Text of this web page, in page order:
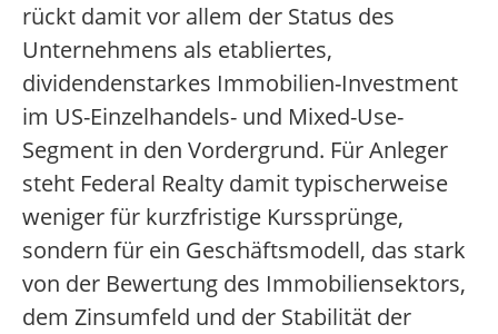
rückt damit vor allem der Status des
Unternehmens als etabliertes,
dividendenstarkes Immobilien-Investment
im US-Einzelhandels- und Mixed-Use-
Segment in den Vordergrund. Für Anleger
steht Federal Realty damit typischerweise
weniger für kurzfristige Kurssprünge,
sondern für ein Geschäftsmodell, das stark
von der Bewertung des Immobiliensektors,
dem Zinsumfeld und der Stabilität der